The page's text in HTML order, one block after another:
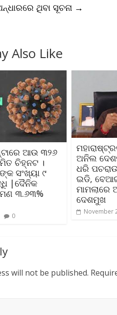
ଥିବା ସୂଚନା →
Also Like
ଆଉ ୩୨୬
ଚିହ୍ନଟ ।
ସଂଖ୍ୟା ୯
|ଦୈନିକ
୩.୬୩%
0
ଅନିଲ
ଧରି
ଇଡି,
ଦେଶମୁଖ
November
will not be published.